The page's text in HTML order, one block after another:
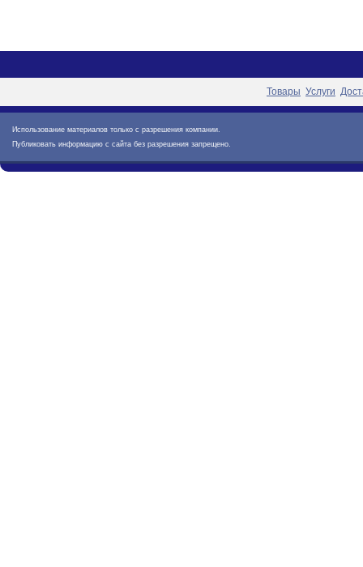
Товары Услуги
Использование материалов только с разрешения компании.
Публиковать информацию с сайта без разрешения запрещено.